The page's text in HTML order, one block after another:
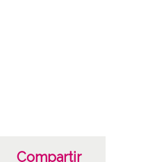
31 -
Compartir